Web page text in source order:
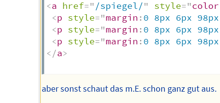
<a href=" /spiegel/" style="color
<p style="margin : 0 8px 6px 98px
<p style="margin : 0 8px 6px 98px
<p style="margin : 0 8px 6px 98px
</a>
aber sonst schaut das m.E. schon ganz gut aus.